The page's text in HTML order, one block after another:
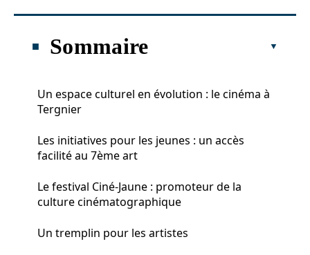
Sommaire
Un espace culturel en évolution : le cinéma à
Tergnier
Les initiatives pour les jeunes : un accès
facilité au 7ème art
Le festival Ciné-Jaune : promoteur de la
culture cinématographique
Un tremplin pour les artistes